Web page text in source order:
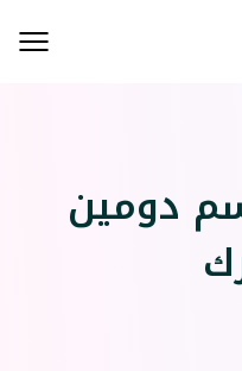
دومين